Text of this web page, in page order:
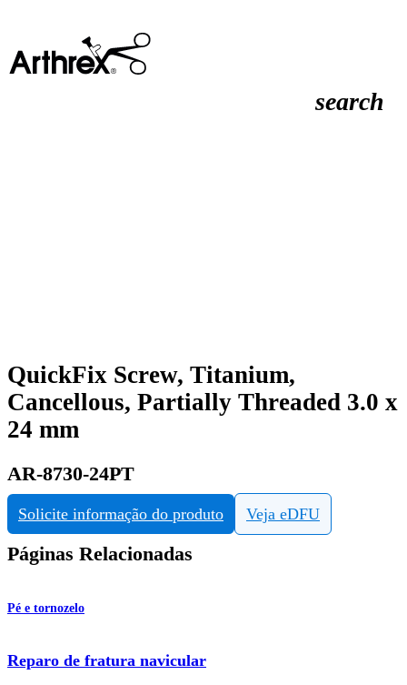
search
QuickFix Screw, Titanium,
Cancellous, Partially Threaded 3.0 x
24 mm
AR-8730-24PT
Solicite informação do produto Veja eDFU
Páginas Relacionadas
Pé e tornozelo
Reparo de fratura navicular